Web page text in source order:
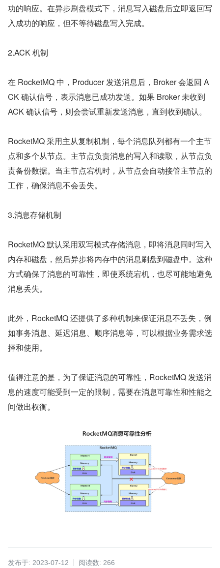
功的响应。在异步刷盘模式下，消息写入磁盘后立即返回写
入成功的响应，但不等待磁盘写入完成。
2.ACK 机制
在 RocketMQ 中，Producer 发送消息后，Broker 会返回 A
CK 确认信号，表示消息已成功发送。如果 Broker 未收到
ACK 确认信号，则会尝试重新发送消息，直到收到确认。
RocketMQ 采用主从复制机制，每个消息队列都有一个主节
点和多个从节点。主节点负责消息的写入和读取，从节点负
责备份数据。当主节点宕机时，从节点会自动接管主节点的
工作，确保消息不会丢失。
3.消息存储机制
RocketMQ 默认采用双写模式存储消息，即将消息同时写入
内存和磁盘，然后异步将内存中的消息刷盘到磁盘中。这种
方式确保了消息的可靠性，即使系统宕机，也尽可能地避免
消息丢失。
此外，RocketMQ 还提供了多种机制来保证消息不丢失，例
如事务消息、延迟消息、顺序消息等，可以根据业务需求选
择和使用。
值得注意的是，为了保证消息的可靠性，RocketMQ 发送消
息的速度可能受到一定的限制，需要在消息可靠性和性能之
间做出权衡。
发布于: 2023-07-12 阅读数: 266